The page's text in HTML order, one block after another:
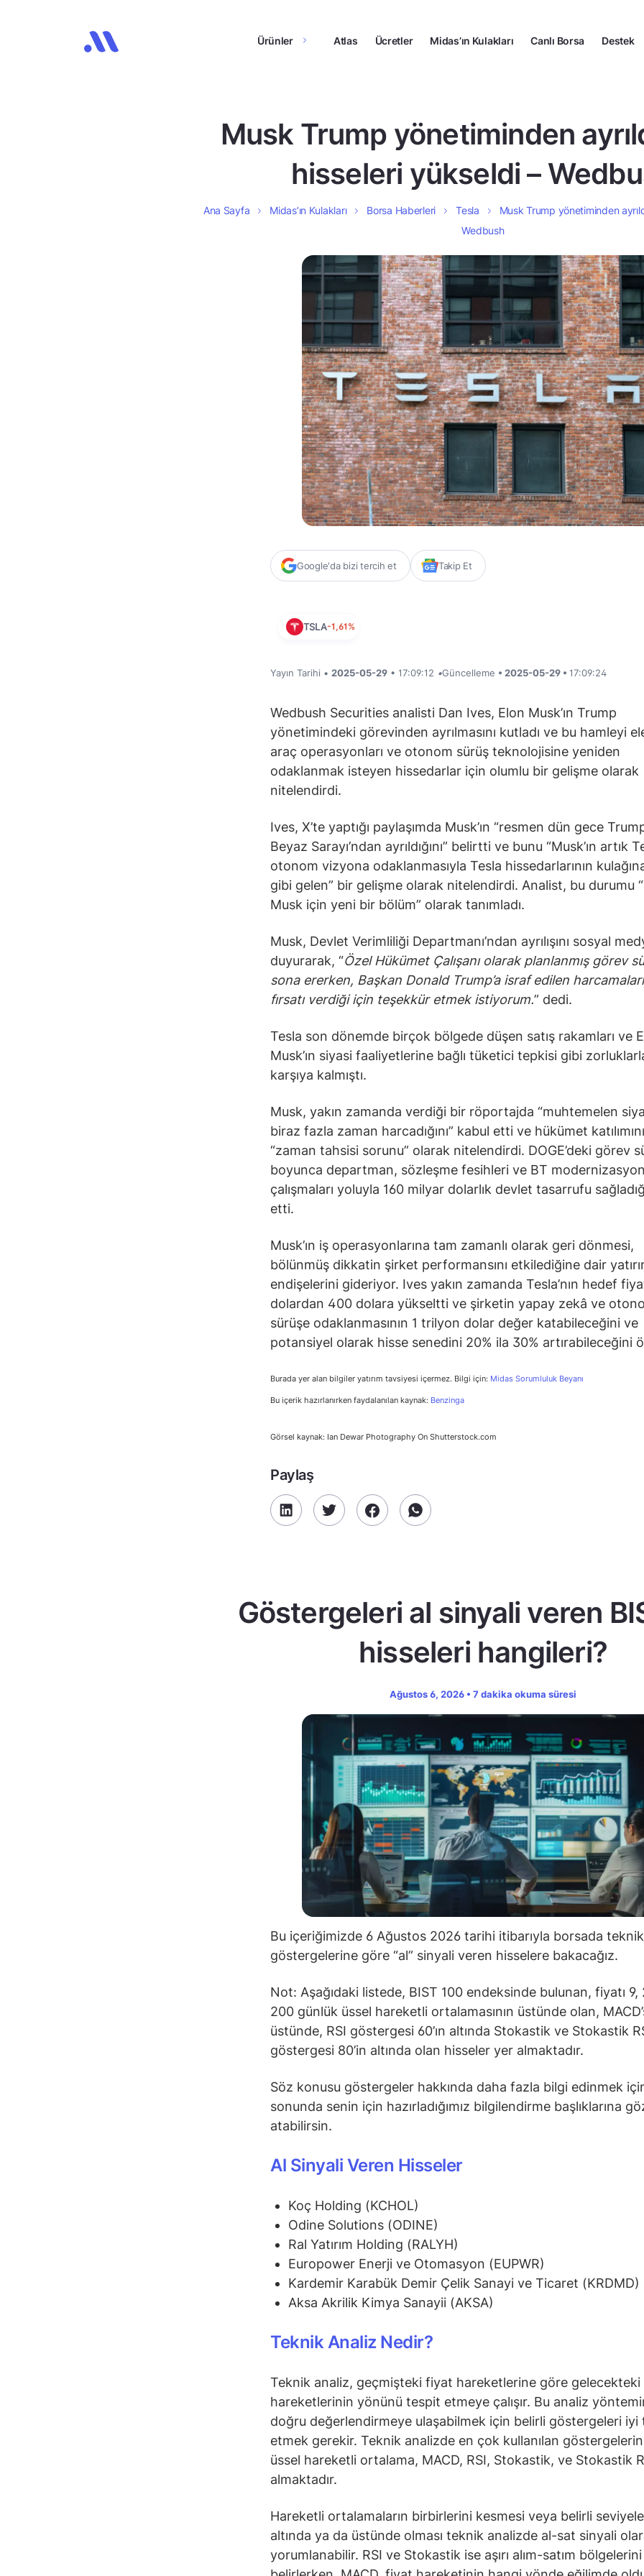
Ürünler Atlas Ücretler Midas’ın Kulakları Canlı Borsa Destek
Musk Trump yönetiminden
hisseleri yükseldi –
Ana Sayfa Midas’ın Kulakları Borsa Haberleri Tesla
Musk Trump yönetiminden
Wedbush
Google'da bizi tercih et Takip Et
TSLA-1,61%
Yayın Tarihi • 2025-05-29 • 17:09:12 •Güncelleme • 2025-05-29 • 17:09:24
Wedbush Securities analisti Dan Ives, Elon Musk’ın Trump
yönetimindeki görevinden ayrılmasını kutladı ve bu hamleyi
araç operasyonları ve otonom sürüş teknolojisine yeniden
odaklanmak isteyen hissedarlar için olumlu bir gelişme olarak
nitelendirdi.
Ives, X’te yaptığı paylaşımda Musk’ın “resmen dün gece
Beyaz Sarayı’ndan ayrıldığını” belirtti ve bunu “Musk’ın artık
otonom vizyona odaklanmasıyla Tesla hissedarlarının
gibi gelen” bir gelişme olarak nitelendirdi. Analist, bu durumu
Musk için yeni bir bölüm” olarak tanımladı.
Musk, Devlet Verimliliği Departmanı’ndan ayrılışını sosyal
duyurarak, “Özel Hükümet Çalışanı olarak planlanmış görev
sona ererken, Başkan Donald Trump’a israf edilen
fırsatı verdiği için teşekkür etmek istiyorum.” dedi.
Tesla son dönemde birçok bölgede düşen satış rakamları ve
Musk’ın siyasi faaliyetlerine bağlı tüketici tepkisi gibi
karşıya kalmıştı.
Musk, yakın zamanda verdiği bir röportajda “muhtemelen
biraz fazla zaman harcadığını” kabul etti ve hükümet
“zaman tahsisi sorunu” olarak nitelendirdi. DOGE’deki görev
boyunca departman, sözleşme fesihleri ve BT modernizasyon
çalışmaları yoluyla 160 milyar dolarlık devlet tasarrufu
etti.
Musk’ın iş operasyonlarına tam zamanlı olarak geri dönmesi,
bölünmüş dikkatin şirket performansını etkilediğine dair
endişelerini gideriyor. Ives yakın zamanda Tesla’nın hedef
dolardan 400 dolara yükseltti ve şirketin yapay zekâ ve
sürüşe odaklanmasının 1 trilyon dolar değer katabileceğini ve
potansiyel olarak hisse senedini 20% ila 30% artırabileceğini
Burada yer alan bilgiler yatırım tavsiyesi içermez. Bilgi için: Midas Sorumluluk Beyanı
Bu içerik hazırlanırken faydalanılan kaynak: Benzinga
Görsel kaynak: Ian Dewar Photography On Shutterstock.com
Paylaş
Göstergeleri al sinyali veren
hisseleri hangileri?
Ağustos 6, 2026 • 7 dakika okuma süresi
Bu içeriğimizde 6 Ağustos 2026 tarihi itibarıyla borsada teknik
göstergelerine göre “al” sinyali veren hisselere bakacağız.
Not: Aşağıdaki listede, BIST 100 endeksinde bulunan, fiyatı 9,
200 günlük üssel hareketli ortalamasının üstünde olan,
üstünde, RSI göstergesi 60’ın altında Stokastik ve Stokastik
göstergesi 80’in altında olan hisseler yer almaktadır.
Söz konusu göstergeler hakkında daha fazla bilgi edinmek için
sonunda senin için hazırladığımız bilgilendirme başlıklarına
atabilirsin.
Al Sinyali Veren Hisseler
Koç Holding (KCHOL)
Odine Solutions (ODINE)
Ral Yatırım Holding (RALYH)
Europower Enerji ve Otomasyon (EUPWR)
Kardemir Karabük Demir Çelik Sanayi ve Ticaret (KRDMD)
Aksa Akrilik Kimya Sanayii (AKSA)
Teknik Analiz Nedir?
Teknik analiz, geçmişteki fiyat hareketlerine göre
hareketlerinin yönünü tespit etmeye çalışır. Bu analiz
doğru değerlendirmeye ulaşabilmek için belirli göstergeleri iyi
etmek gerekir. Teknik analizde en çok kullanılan göstergelerin
üssel hareketli ortalama, MACD, RSI, Stokastik, ve Stokastik
almaktadır.
Hareketli ortalamaların birbirlerini kesmesi veya belirli
altında ya da üstünde olması teknik analizde al-sat sinyali
yorumlanabilir. RSI ve Stokastik ise aşırı alım-satım bölgelerini